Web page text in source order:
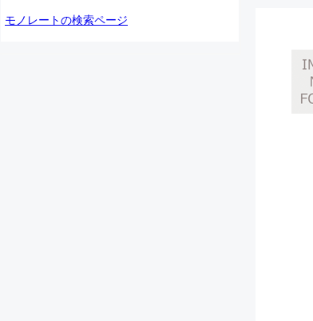
モノレートの検索ページ